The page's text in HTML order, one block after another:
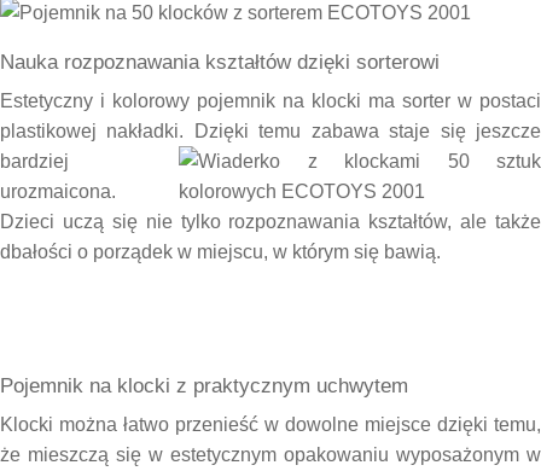
Nauka rozpoznawania kształtów dzięki sorterowi
Estetyczny i kolorowy pojemnik na klocki ma sorter w postaci
plastikowej nakładki. Dzięki temu zabawa staje się jeszcze
bardziej
urozmaicona.
Dzieci uczą się nie tylko rozpoznawania kształtów, ale także
dbałości o porządek w miejscu, w którym się bawią.
Pojemnik na klocki z praktycznym uchwytem
Klocki można łatwo przenieść w dowolne miejsce dzięki temu,
że mieszczą się w estetycznym opakowaniu wyposażonym w